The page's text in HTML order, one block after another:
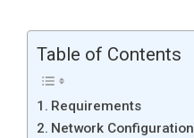
Table of Contents
Requirements
Network Configuration